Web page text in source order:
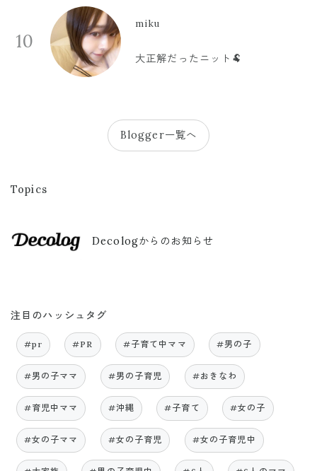
10
miku
大正解だったニット🐏
Blogger一覧へ
Topics
Decologからのお知らせ
注目のハッシュタグ
#pr #PR #子育て中ママ #男の子
#男の子ママ #男の子育児 #おきなわ
#育児中ママ #沖縄 #子育て #女の子
#女の子ママ #女の子育児 #女の子育児中